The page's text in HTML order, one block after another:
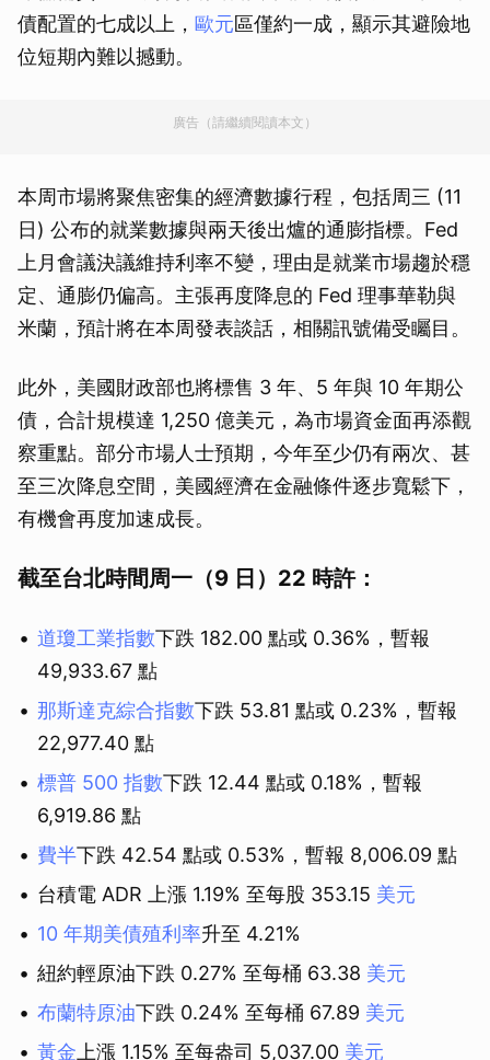
債配置的七成以上， 歐元區僅約一成，顯示其避險地
位短期內難以撼動。
廣告（請繼續閱讀本文）
本周市場將聚焦密集的經濟數據行程，包括周三 (11
日) 公布的就業數據與兩天後出爐的通膨指標。Fed
上月會議決議維持利率不變，理由是就業市場趨於穩
定、通膨仍偏高。主張再度降息的 Fed 理事華勒與
米蘭，預計將在本周發表談話，相關訊號備受矚目。
此外，美國財政部也將標售 3 年、5 年與 10 年期公
債，合計規模達 1,250 億美元，為市場資金面再添觀
察重點。部分市場人士預期，今年至少仍有兩次、甚
至三次降息空間，美國經濟在金融條件逐步寬鬆下，
有機會再度加速成長。
截至台北時間周一（9 日）22 時許：
道瓊工業指數下跌 182.00 點或 0.36%，暫報
49,933.67 點
那斯達克綜合指數下跌 53.81 點或 0.23%，暫報
22,977.40 點
標普 500 指數下跌 12.44 點或 0.18%，暫報
6,919.86 點
費半下跌 42.54 點或 0.53%，暫報 8,006.09 點
台積電 ADR 上漲 1.19% 至每股 353.15 美元
10 年期美債殖利率升至 4.21%
紐約輕原油下跌 0.27% 至每桶 63.38 美元
布蘭特原油下跌 0.24% 至每桶 67.89 美元
黃金 上漲 1.15% 至每盎司 5,037.00 美元